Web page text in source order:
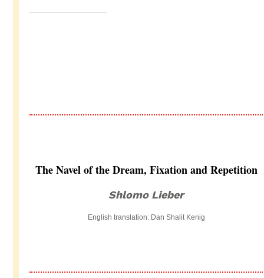
The Navel of the Dream, Fixation and Repetition
Shlomo Lieber
English translation: Dan Shalit Kenig